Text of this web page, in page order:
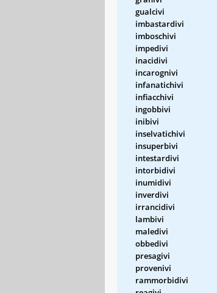
gualcivi
imbastardivi
imboschivi
impedivi
inacidivi
incarognivi
infanatichivi
infiacchivi
ingobbivi
inibivi
inselvatichivi
insuperbivi
intestardivi
intorbidivi
inumidivi
inverdivi
irrancidivi
lambivi
maledivi
obbedivi
presagivi
provenivi
rammorbidivi